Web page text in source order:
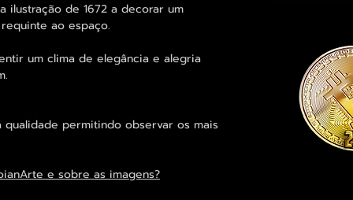
ilustração de 1672 a decorar um
ao espaço.
um clima de elegância e alegria
permitindo observar os mais
e sobre as imagens?